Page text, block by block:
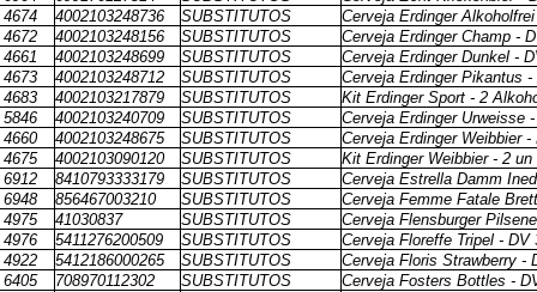
4674
4002103248736 SUBSTITUTOS
Cerveja Erdinger
4672
4002103248156 SUBSTITUTOS
Cerveja Erdinger Champ -
4661
4002103248699 SUBSTITUTOS
Cerveja Erdinger Dunkel -
4673
4002103248712 SUBSTITUTOS
Cerveja Erdinger Pikantus -
4683
4002103217879 SUBSTITUTOS
Kit Erdinger Sport - 2
5846
4002103240709 SUBSTITUTOS
Cerveja Erdinger Urweisse
4660
4002103248675 SUBSTITUTOS
Cerveja Erdinger Weibbier -
4675
4002103090120 SUBSTITUTOS
Kit Erdinger Weibbier - 2
6912
8410793333179 SUBSTITUTOS
Cerveja Estrella Damm
6948
856467003210 SUBSTITUTOS
Cerveja Femme Fatale
4975
41030837 SUBSTITUTOS
Cerveja Flensburger
4976
5411276200509 SUBSTITUTOS
Cerveja Floreffe Tripel - DV
4922
5412186000265 SUBSTITUTOS
Cerveja Floris Strawberry -
6405
708970112302 SUBSTITUTOS
Cerveja Fosters Bottles -